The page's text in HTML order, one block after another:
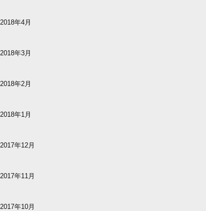
2018年4月
2018年3月
2018年2月
2018年1月
2017年12月
2017年11月
2017年10月